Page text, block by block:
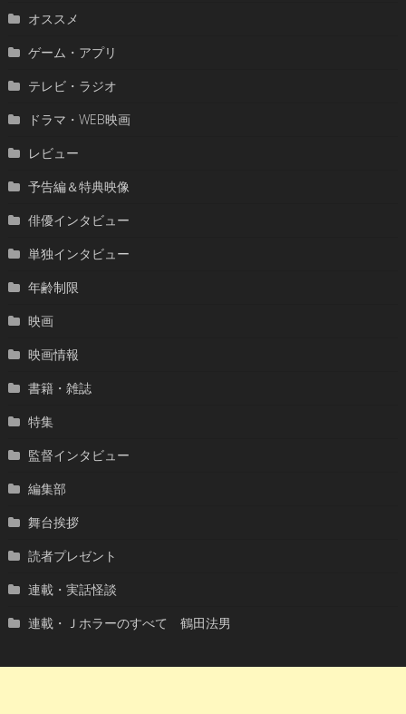
オススメ
ゲーム・アプリ
テレビ・ラジオ
ドラマ・WEB映画
レビュー
予告編＆特典映像
俳優インタビュー
単独インタビュー
年齢制限
映画
映画情報
書籍・雑誌
特集
監督インタビュー
編集部
舞台挨拶
読者プレゼント
連載・実話怪談
連載・Ｊホラーのすべて 鶴田法男